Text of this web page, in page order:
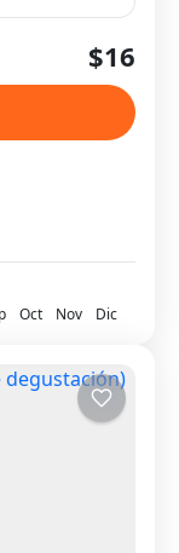
persona
relajante y
en
$16
Oct Nov Dic